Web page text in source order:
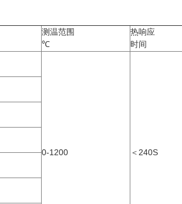
测温范围
℃
热响应
时间
0-1200 ＜240S